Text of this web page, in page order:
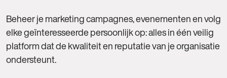
Beheer je marketing campagnes, evenementen en volg
elke geïnteresseerde persoonlijk op: alles in één veilig
platform dat de kwaliteit en reputatie van je organisatie
ondersteunt.